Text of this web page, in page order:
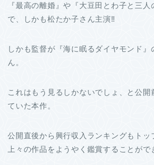
『最高の離婚』や『大豆田とわ子と三人
で、しかも松たか子さん主演‼
しかも監督が『海に眠るダイヤモンド』
ん。
これはもう見るしかないでしょ、と公開
ていた本作。
公開直後から興行収入ランキングもトッ
上々の作品をようやく鑑賞することがで